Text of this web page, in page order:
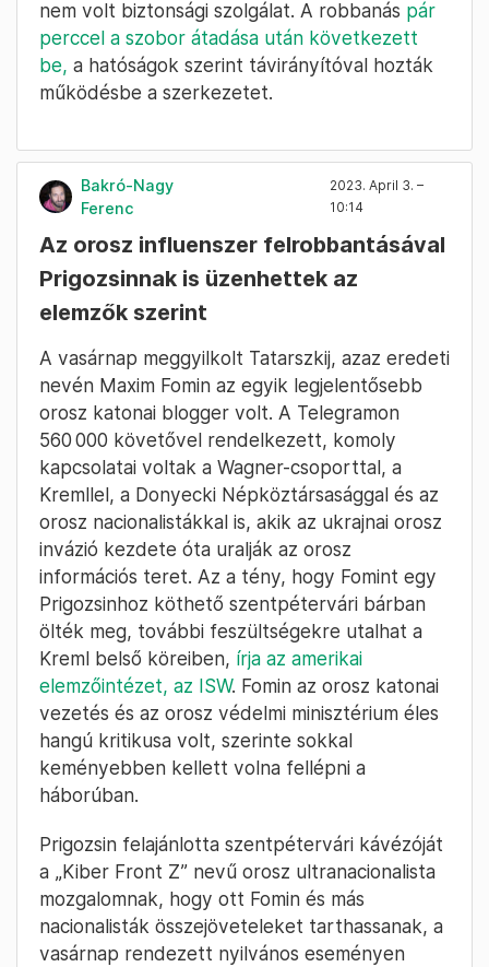
nem volt biztonsági szolgálat. A robbanás pár
perccel a szobor átadása után következett
be, a hatóságok szerint távirányítóval hozták
működésbe a szerkezetet.
Bakró-Nagy
Ferenc
2023. April 3. –
10:14
Az orosz influenszer felrobbantásával
Prigozsinnak is üzenhettek az
elemzők szerint
A vasárnap meggyilkolt Tatarszkij, azaz eredeti
nevén Maxim Fomin az egyik legjelentősebb
orosz katonai blogger volt. A Telegramon
560 000 követővel rendelkezett, komoly
kapcsolatai voltak a Wagner-csoporttal, a
Kremllel, a Donyecki Népköztársasággal és az
orosz nacionalistákkal is, akik az ukrajnai orosz
invázió kezdete óta uralják az orosz
információs teret. Az a tény, hogy Fomint egy
Prigozsinhoz köthető szentpétervári bárban
ölték meg, további feszültségekre utalhat a
Kreml belső köreiben, írja az amerikai
elemzőintézet, az ISW. Fomin az orosz katonai
vezetés és az orosz védelmi minisztérium éles
hangú kritikusa volt, szerinte sokkal
keményebben kellett volna fellépni a
háborúban.
Prigozsin felajánlotta szentpétervári kávézóját
a „Kiber Front Z” nevű orosz ultranacionalista
mozgalomnak, hogy ott Fomin és más
nacionalisták összejöveteleket tarthassanak, a
vasárnap rendezett nyilvános eseményen